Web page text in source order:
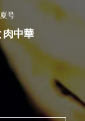
号
肉中華